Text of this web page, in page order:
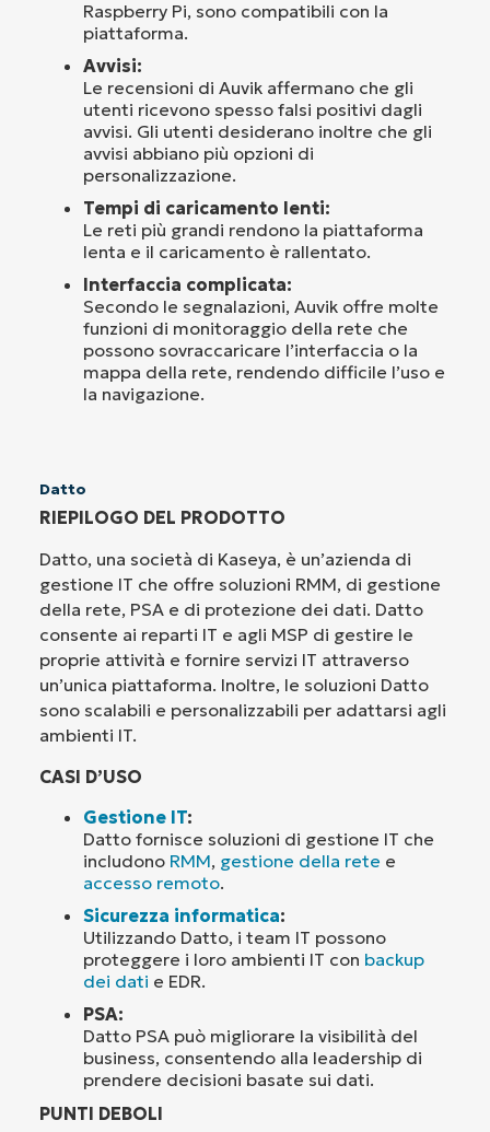
Raspberry Pi, sono compatibili con la
piattaforma.
Avvisi:
Le recensioni di Auvik affermano che gli
utenti ricevono spesso falsi positivi dagli
avvisi. Gli utenti desiderano inoltre che gli
avvisi abbiano più opzioni di
personalizzazione.
Tempi di caricamento lenti:
Le reti più grandi rendono la piattaforma
lenta e il caricamento è rallentato.
Interfaccia complicata:
Secondo le segnalazioni, Auvik offre molte
funzioni di monitoraggio della rete che
possono sovraccaricare l’interfaccia o la
mappa della rete, rendendo difficile l’uso e
la navigazione.
Datto
RIEPILOGO DEL PRODOTTO
Datto, una società di Kaseya, è un’azienda di
gestione IT che offre soluzioni RMM, di gestione
della rete, PSA e di protezione dei dati. Datto
consente ai reparti IT e agli MSP di gestire le
proprie attività e fornire servizi IT attraverso
un’unica piattaforma. Inoltre, le soluzioni Datto
sono scalabili e personalizzabili per adattarsi agli
ambienti IT.
CASI D’USO
Gestione IT:
Datto fornisce soluzioni di gestione IT che
includono RMM, gestione della rete e
accesso remoto.
Sicurezza informatica:
Utilizzando Datto, i team IT possono
proteggere i loro ambienti IT con backup
dei dati e EDR.
PSA:
Datto PSA può migliorare la visibilità del
business, consentendo alla leadership di
prendere decisioni basate sui dati.
PUNTI DEBOLI